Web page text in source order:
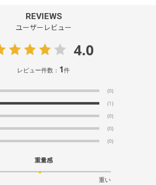
REVIEWS
ユーザーレビュー
4.0
レビュー件数： 1件
(0)
(1)
(0)
(0)
(0)
重量感
重い